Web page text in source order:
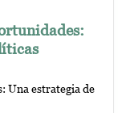
Una estrategia de